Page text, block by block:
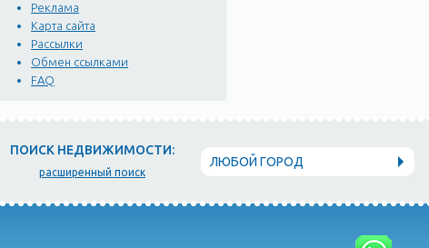
Реклама
Карта сайта
Рассылки
Обмен ссылками
FAQ
ПОИСК НЕДВИЖИМОСТИ:
расширенный поиск
ЛЮБОЙ ГОРОД